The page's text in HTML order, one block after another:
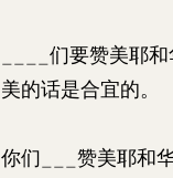
____们要赞美耶
美的话是合宜的。
你们___赞美耶和